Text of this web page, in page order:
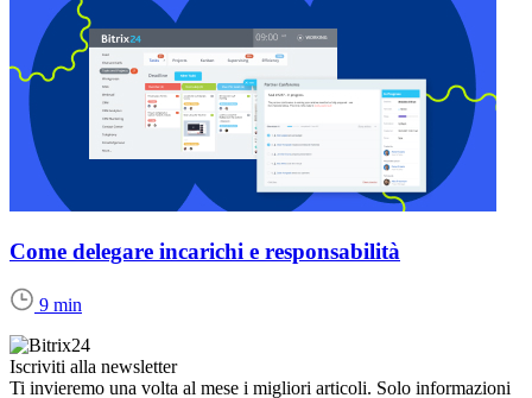
Come delegare incarichi e responsabilità
9 min
Iscriviti alla newsletter
Ti invieremo una volta al mese i migliori articoli. Solo informazioni